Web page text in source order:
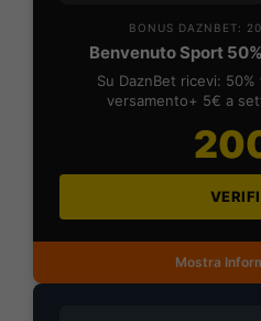
BONUS DAZNBET:
Benvenuto Sport
Su DaznBet ricevi:
versamento+ 5€ a
Mostra